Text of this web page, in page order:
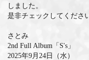
しました。
是非チェックしてくださ
さとみ
2nd Full Album「S's」
2025年9月24日（水）